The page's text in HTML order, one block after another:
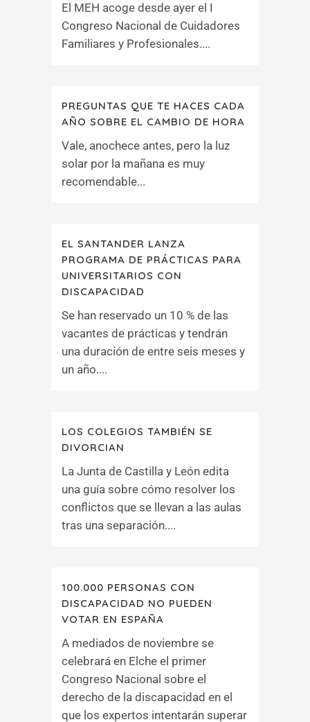
El MEH acoge desde ayer el I
Congreso Nacional de Cuidadores
Familiares y Profesionales....
PREGUNTAS QUE TE HACES CADA
AÑO SOBRE EL CAMBIO DE HORA
Vale, anochece antes, pero la luz
solar por la mañana es muy
recomendable...
EL SANTANDER LANZA
PROGRAMA DE PRÁCTICAS PARA
UNIVERSITARIOS CON
DISCAPACIDAD
Se han reservado un 10 % de las
vacantes de prácticas y tendrán
una duración de entre seis meses y
un año....
LOS COLEGIOS TAMBIÉN SE
DIVORCIAN
La Junta de Castilla y León edita
una guía sobre cómo resolver los
conflictos que se llevan a las aulas
tras una separación....
100.000 PERSONAS CON
DISCAPACIDAD NO PUEDEN
VOTAR EN ESPAÑA
A mediados de noviembre se
celebrará en Elche el primer
Congreso Nacional sobre el
derecho de la discapacidad en el
que los expertos intentarán superar